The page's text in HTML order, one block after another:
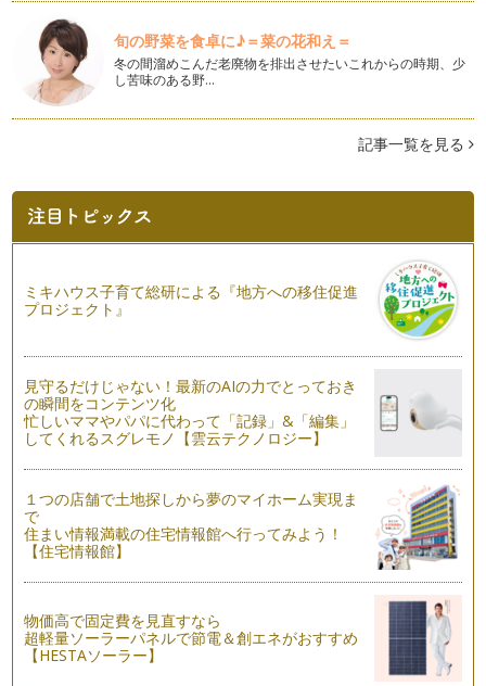
バレンタインアレンジ ハートのメリア
バレンタインというとハート。赤いハートをイメージされる方
も多いのではないでしょうか？ …
プリザーブドフラワーで簡単☆お正月飾り
最近では専門の花材屋さん以外でも、手芸屋さんなどで気軽に
ちょっといつもより凝った演出をしたい…
クリスマス・・…
パーティーデコレーション 【ペーパーフラワー基本編】
&n…
ハロウィン 季節の簡単活け花 【応用編】
花器にお水をいれてお花をさす。のもとっても素敵ですが、前
回せっかく素敵な花器を制作したので…
ハロウィン 子どもと一緒に花器づくり 【基本編】
この数年、ハロウィンのイベントが日本でも本当に多くなって
旬の野菜を食卓に♪＝菜の花和え＝
冬の間溜めこんだ老廃物を排出させたいこれからの時期、少
し苦味のある野…
記事一覧を見る
ミキハウス子育て総研による『地方への移住促進
プロジェクト』
見守るだけじゃない！最新のAIの力でとっておき
の瞬間をコンテンツ化
忙しいママやパパに代わって「記録」&「編集」
してくれるスグレモノ【雲云テクノロジー】
１つの店舗で土地探しから夢のマイホーム実現ま
で
住まい情報満載の住宅情報館へ行ってみよう！
【住宅情報館】
物価高で固定費を見直すなら
超軽量ソーラーパネルで節電＆創エネがおすすめ
【HESTAソーラー】